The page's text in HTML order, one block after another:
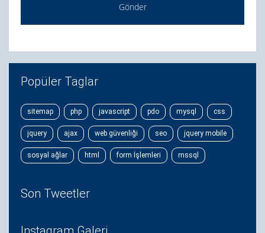
Gönder
Popüler Taglar
sitemap php javascript pdo mysql css
jquery ajax web güvenliği seo jquery mobile
sosyal ağlar html form İşlemleri mssql
Son Tweetler